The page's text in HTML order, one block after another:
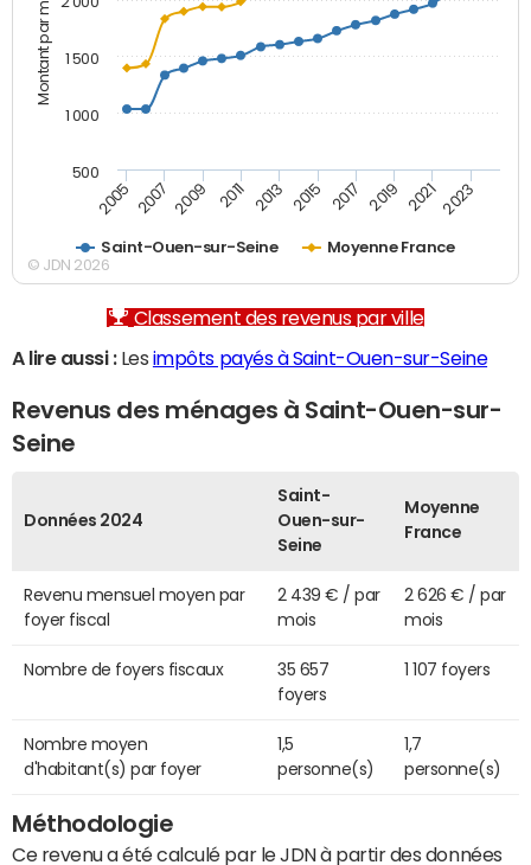
Saint-Ouen-sur-Seine Moyenne France
2005 2007 2009 2011 2013 2015 2017 2019 2021 2023
500
1 000
1 500
© JDN 2026
Classement des revenus par ville
A lire aussi :Les impôts payés à Saint-Ouen-sur-Seine
Revenus des ménages à Saint-Ouen-sur-
Seine
Données 2024
Saint-
Ouen-sur-
Seine
Moyenne
France
Revenu mensuel moyen par
foyer fiscal
2 439 € / par
mois
2 626 € / par
mois
Nombre de foyers fiscaux
35 657
foyers
1 107 foyers
Nombre moyen
d'habitant(s) par foyer
1,5
personne(s)
1,7
personne(s)
Méthodologie
Ce revenu a été calculé par le JDN à partir des données